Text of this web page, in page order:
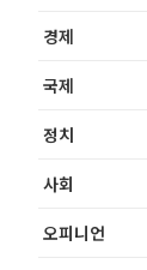
경제
국제
정치
사회
오피니언